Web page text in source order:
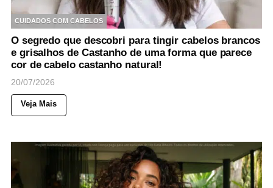
CUIDADOS COM CABELOS
O segredo que descobri para tingir cabelos brancos
e grisalhos de Castanho de uma forma que parece
cor de cabelo castanho natural!
20/07/2026
Veja Mais